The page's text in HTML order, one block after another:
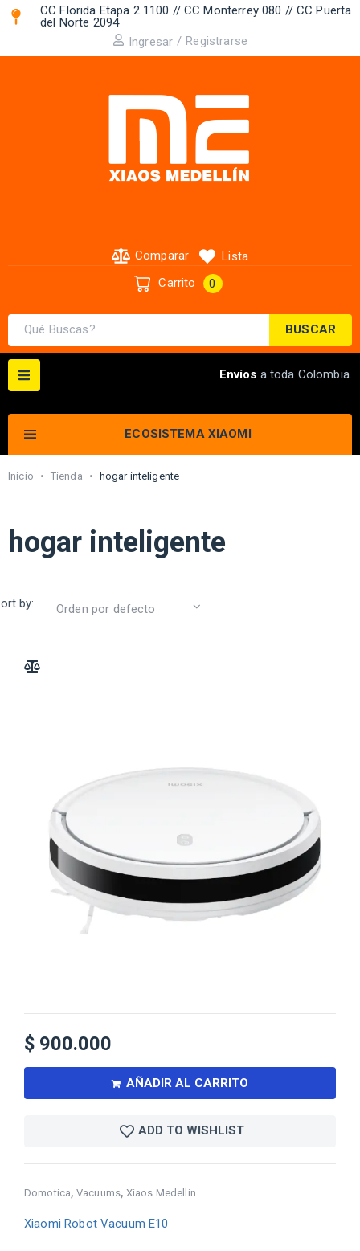
CC Florida Etapa 2 1100 // CC Monterrey 080 // CC Puerta
del Norte 2094 ​
Ingresar / Registrarse
BUSCAR
Comparar
Lista
Carrito
0
ECOSISTEMA XIAOMI
Envíos a toda Colombia.
Inicio • Tienda • hogar inteligente
hogar inteligente
by:
Domotica,Vacuums, Xiaos Medellin
Xiaomi Robot Vacuum E10
$ 900.000
AÑADIR AL CARRITO
ADD TO WISHLIST